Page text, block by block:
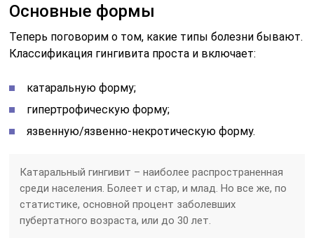
Основные формы
Теперь поговорим о том, какие типы болезни бывают.
Классификация гингивита проста и включает:
катаральную форму;
гипертрофическую форму;
язвенную/язвенно-некротическую форму.
Катаральный гингивит – наиболее распространенная
среди населения. Болеет и стар, и млад. Но все же, по
статистике, основной процент заболевших
пубертатного возраста, или до 30 лет.